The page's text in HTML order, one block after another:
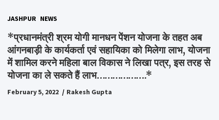
JASHPUR NEWS
*प्रधानमंत्री श्रम योगी मानधन पेंशन योजना के तहत अब
आंगनबाड़ी के कार्यकर्ता एवं सहायिका को मिलेगा लाभ, योजना
में शामिल करने महिला बाल विकास ने लिखा पत्र, इस तरह से
योजना का ले सकते हैं लाभ……………….*
February 5, 2022 Rakesh Gupta